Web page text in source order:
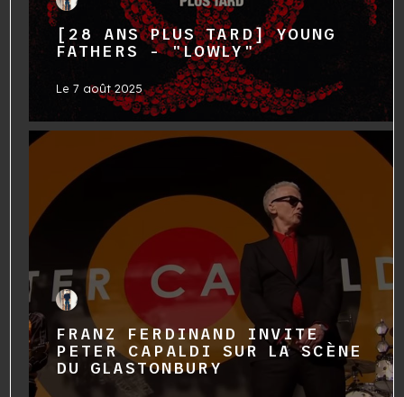
[28 ANS PLUS TARD] YOUNG
FATHERS - "LOWLY"
Le7 août 2025
FRANZ FERDINAND INVITE
PETER CAPALDI SUR LA SCÈNE
DU GLASTONBURY